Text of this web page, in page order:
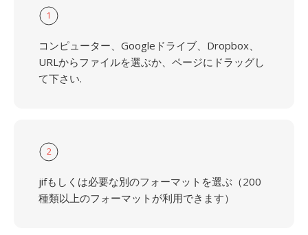
1
コンピューター、Googleドライブ、Dropbox、
URLからファイルを選ぶか、ページにドラッグし
て下さい.
2
jifもしくは必要な別のフォーマットを選ぶ（200
種類以上のフォーマットが利用できます）